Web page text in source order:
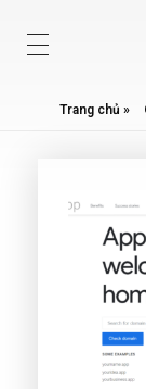
Trang chủ »